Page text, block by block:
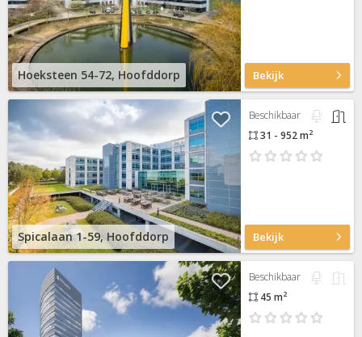
Hoeksteen 54-72, Hoofddorp Bekijk
Spicalaan 1-59, Hoofddorp
Beschikbaar
31 - 952 m2
Bekijk
Beschikbaar
45 m2